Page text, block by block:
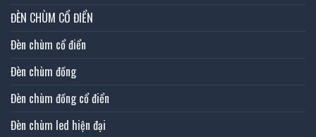
ĐÈN CHÙM CỔ ĐIỂN
Đèn chùm cổ điển
Đèn chùm đồng
Đèn chùm đồng cổ điển
Đèn chùm led hiện đại